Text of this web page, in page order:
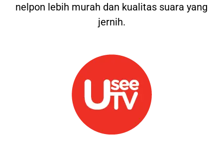
nelpon lebih murah dan kualitas suara yang
jernih.